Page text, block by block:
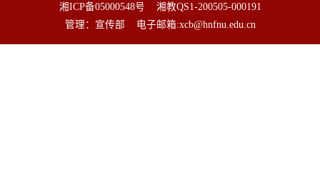
湘ICP备05000548号 湘教QS1-200505-000191
管理：宣传部
电子邮箱:xcb@hnfnu.edu.cn